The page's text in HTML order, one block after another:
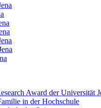
Award der Universität
in der Hochschule